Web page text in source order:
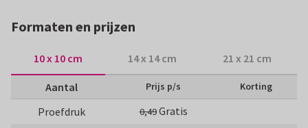
Formaten en prijzen
10 x 10 cm 14 x 14 cm 21 x 21 cm
Aantal Prijs p/s Korting
Proefdruk 0,49Gratis